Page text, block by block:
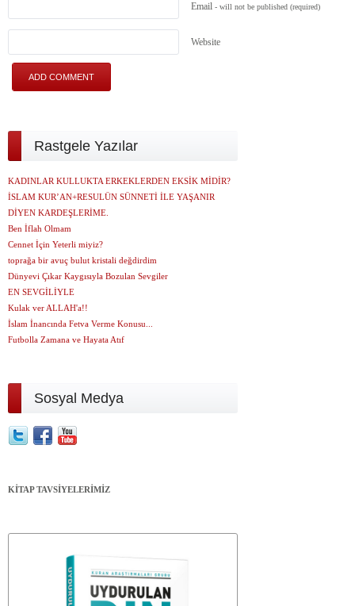
Email - will not be published (required)
Website
Rastgele Yazılar
KADINLAR KULLUKTA ERKEKLERDEN EKSİK MİDİR?
İSLAM KUR’AN+RESULÜN SÜNNETİ İLE YAŞANIR
DİYEN KARDEŞLERİME.
Ben İflah Olmam
Cennet İçin Yeterli miyiz?
toprağa bir avuç bulut kristali değdirdim
Dünyevi Çıkar Kaygısıyla Bozulan Sevgiler
EN SEVGİLİYLE
Kulak ver ALLAH'a!!
İslam İnancında Fetva Verme Konusu...
Futbolla Zamana ve Hayata Atıf
Sosyal Medya
KİTAP TAVSİYELERİMİZ